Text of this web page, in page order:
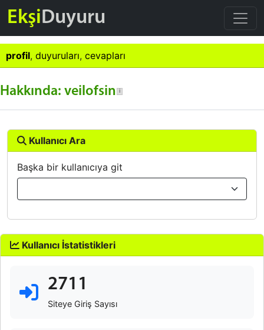
EkşiDuyuru
profil, duyuruları, cevapları
Hakkında: veilofsin
Kullanıcı Ara
Başka bir kullanıcıya git
Kullanıcı İstatistikleri
2711
Siteye Giriş Sayısı